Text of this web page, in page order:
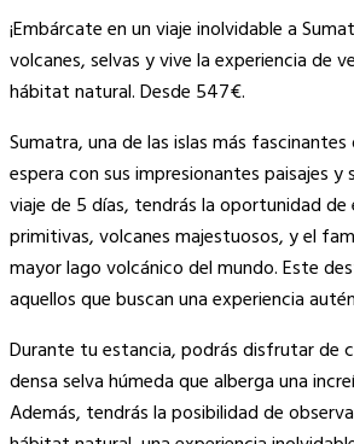
¡Embárcate en un viaje inolvidable a
volcanes, selvas y vive la experiencia de
hábitat natural. Desde 547€.
Sumatra, una de las islas más
espera con sus impresionantes paisajes y
viaje de 5 días, tendrás la oportunidad de
primitivas, volcanes majestuosos, y el
mayor lago volcánico del mundo. Este
aquellos que buscan una experiencia
Durante tu estancia, podrás disfrutar de
densa selva húmeda que alberga una
Además, tendrás la posibilidad de